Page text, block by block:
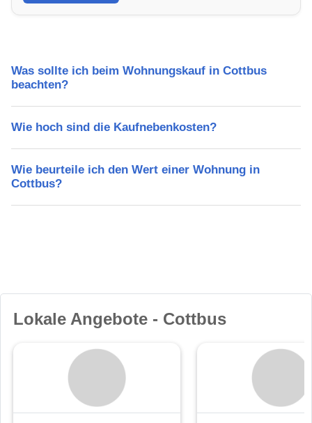
Freizeitmöglichkeiten und Mietpreise.
Was sollte ich beim Wohnungskauf in Cottbus
beachten?
Wie hoch sind die Kaufnebenkosten?
Wie beurteile ich den Wert einer Wohnung in
Cottbus?
Lokale Angebote - Cottbus